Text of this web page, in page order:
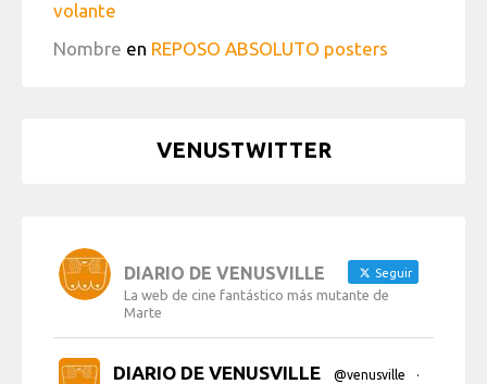
volante
Nombre en REPOSO ABSOLUTO posters
VENUSTWITTER
DIARIO DE VENUSVILLE Seguir
La web de cine fantástico más mutante de
Marte
DIARIO DE VENUSVILLE @venusville
·